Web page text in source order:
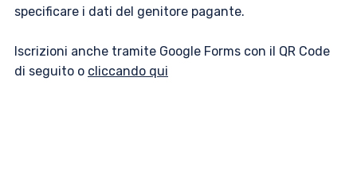
specificare i dati del genitore pagante.
Iscrizioni anche tramite Google Forms con il QR Code
di seguito o cliccando qui